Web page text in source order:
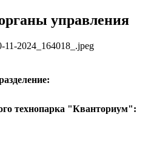
управления
технопарка "Кванториум":